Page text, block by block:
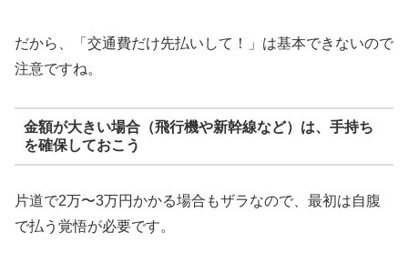
だから、「交通費だけ先払いして！」は基本できないので
注意ですね。
金額が大きい場合（飛行機や新幹線など）は、手持ち
を確保しておこう
片道で2万〜3万円かかる場合もザラなので、最初は自腹
で払う覚悟が必要です。